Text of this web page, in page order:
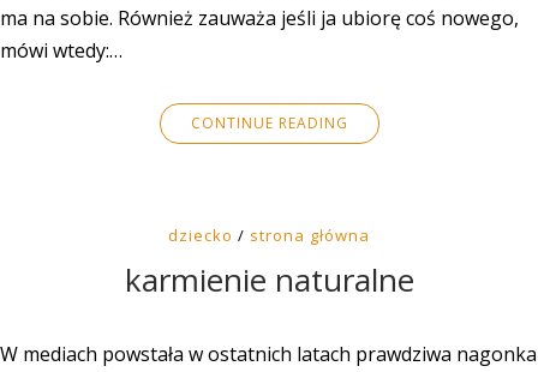
ma na sobie. Również zauważa jeśli ja ubiorę coś nowego,
mówi wtedy:…
CONTINUE READING
dziecko / strona główna
karmienie naturalne
W mediach powstała w ostatnich latach prawdziwa nagonka